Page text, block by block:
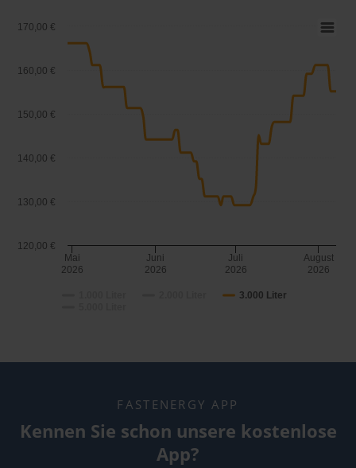
3.000 Liter
Mai
2026
Juni
2026
Juli
2026
August
2026
120,00 €
130,00 €
140,00 €
150,00 €
160,00 €
170,00 €
FASTENERGY APP
Kennen Sie schon unsere kostenlose
App?